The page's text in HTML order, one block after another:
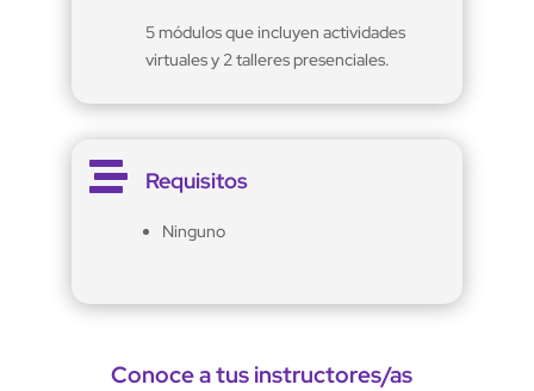
5 módulos que incluyen actividades
virtuales y 2 talleres presenciales.
 Requisitos
Ninguno
Conoce a tus instructores/as